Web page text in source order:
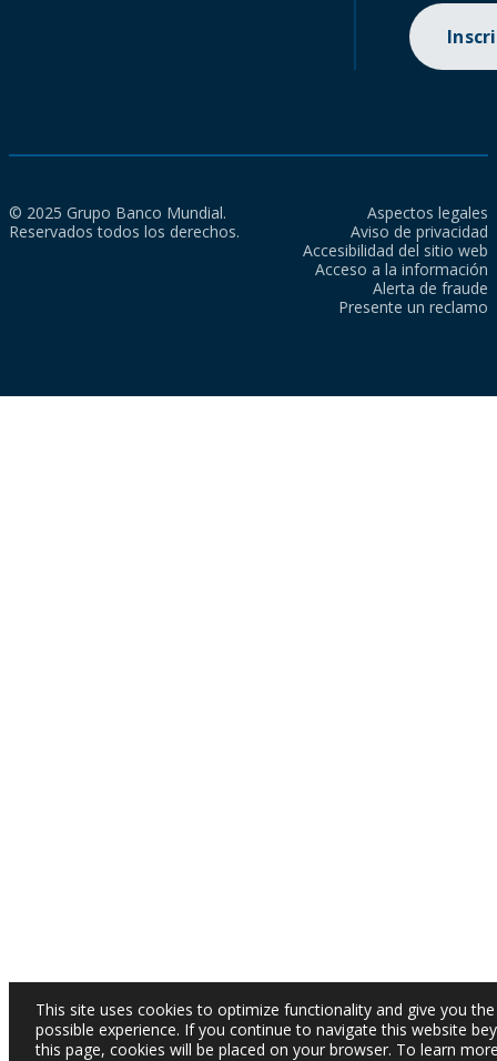
© 2025 Grupo Banco Mundial.
Reservados todos los derechos.
Aspectos legales
Aviso de privacidad
Accesibilidad del sitio web
Acceso a la información
Alerta de fraude
Presente un reclamo
This site uses cookies to optimize functionality and give you
possible experience. If you continue to navigate this website
this page, cookies will be placed on your browser. To learn